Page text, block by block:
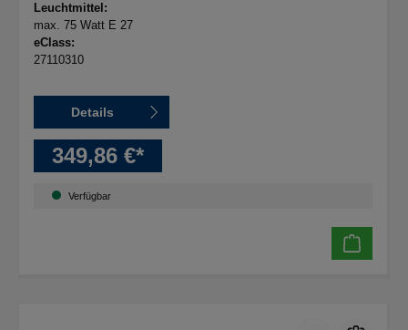
Leuchtmittel:
max. 75 Watt E 27
eClass:
27110310
Details
349,86 €*
Verfügbar